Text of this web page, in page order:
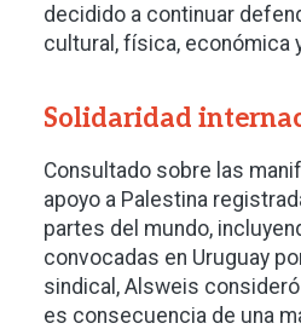
decidido a continuar
cultural, física, económica
Solidaridad
Consultado sobre las
apoyo a Palestina
partes del mundo,
convocadas en Uruguay
sindical, Alsweis
es consecuencia de una